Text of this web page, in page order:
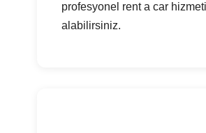
profesyonel rent a car hizmeti
alabilirsiniz.